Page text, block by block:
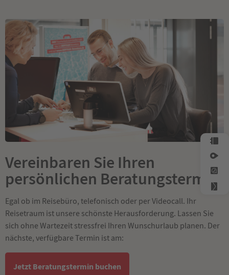
Vereinbaren Sie Ihren
persönlichen Beratungstermin
Egal ob im Reisebüro, telefonisch oder per Videocall. Ihr
Reisetraum ist unsere schönste Herausforderung. Lassen Sie
sich ohne Wartezeit stressfrei Ihren Wunschurlaub planen. Der
nächste, verfügbare Termin ist am:
Jetzt Beratungstermin buchen